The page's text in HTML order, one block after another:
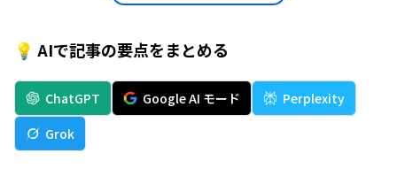
💡 AIで記事の要点をまとめる
ChatGPT Google AI モード
Perplexity
Grok